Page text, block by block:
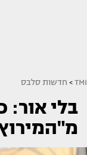
TMI
> חדשות סלבס
בלי אור: